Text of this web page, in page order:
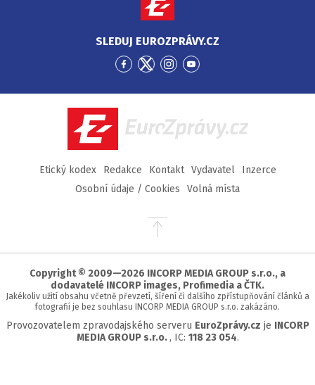
SLEDUJ EUROZPRÁVY.CZ
Přejít
Facebook
Přejít
Twitter
Přejít
Instagram
Přejít
YouTube
EuroZprávy.cz
Etický kodex Redakce Kontakt Vydavatel
Inzerce
Osobní údaje / Cookies
Volná místa
Přejít
stránky
Copyright © 2009—2026 INCORP MEDIA GROUP s.r.o., a
dodavatelé INCORP images, Profimedia a ČTK.
Jakékoliv užití obsahu včetně převzetí, šíření či dalšího zpřístupňování článků a
fotografií je bez souhlasu INCORP MEDIA GROUP s.r.o. zakázáno.
Provozovatelem zpravodajského serveru EuroZprávy.cz je INCORP
MEDIA GROUP s.r.o. , IC: 118 23 054.